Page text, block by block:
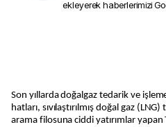
ekleyerek haberlerimizi
Son yıllarda doğalgaz tedarik ve
hatları, sıvılaştırılmış doğal gaz
arama filosuna ciddi yatırımlar